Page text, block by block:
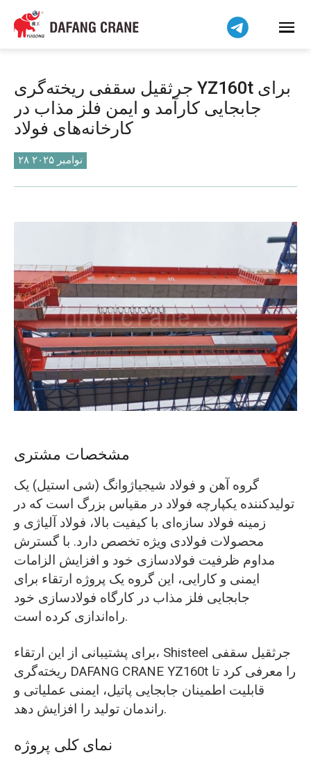
جرثقیل سقفی ریخته‌گری YZ160t برای
جابجایی کارآمد و ایمن فلز مذاب در
کارخانه‌های فولاد
۲۸ نوامبر ۲۰۲۵
مشخصات مشتری
گروه آهن و فولاد شیجیاژوانگ (شی استیل) یک
تولیدکننده یکپارچه فولاد در مقیاس بزرگ است که در
زمینه فولاد سازه‌ای با کیفیت بالا، فولاد آلیاژی و
محصولات فولادی ویژه تخصص دارد. با گسترش
مداوم ظرفیت فولادسازی خود و افزایش الزامات
ایمنی و کارایی، این گروه یک پروژه ارتقاء برای
جابجایی فلز مذاب در کارگاه فولادسازی خود
راه‌اندازی کرده است.
برای پشتیبانی از این ارتقاء، Shisteel جرثقیل سقفی
ریخته‌گری DAFANG CRANE YZ160t را معرفی کرد تا
قابلیت اطمینان جابجایی پاتیل، ایمنی عملیاتی و
راندمان تولید را افزایش دهد.
نمای کلی پروژه
हिन्दी
Bahasa Indonesia
简体中文
বাংলা
Pilipino
اردو
Українська
Беларуская мова
Dansk
Norsk
O‘zbekcha